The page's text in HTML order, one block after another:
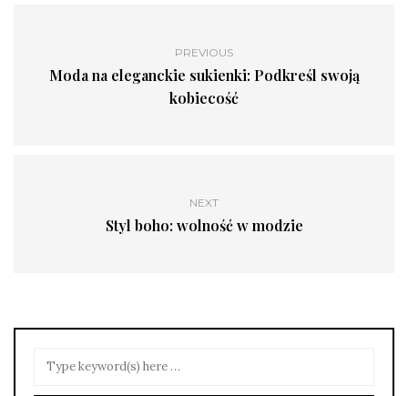
PREVIOUS
Moda na eleganckie sukienki: Podkreśl swoją
kobiecość
NEXT
Styl boho: wolność w modzie